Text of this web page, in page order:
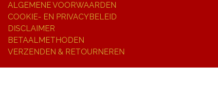
ALGEMENE VOORWAARDEN
COOKIE- EN PRIVACYBELEID
DISCLAIMER
BETAALMETHODEN
VERZENDEN & RETOURNEREN